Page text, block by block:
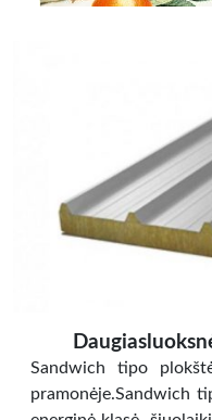
Sandwich tipo
pramonėje.Sandwich